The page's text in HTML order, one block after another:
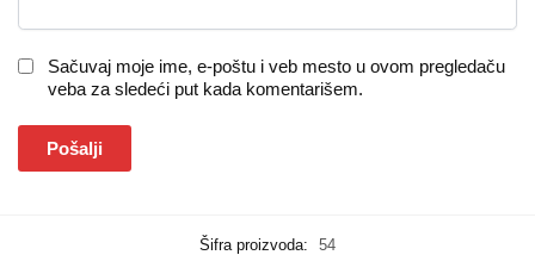
Sačuvaj moje ime, e-poštu i veb mesto u ovom pregledaču
veba za sledeći put kada komentarišem.
Šifra proizvoda:
54